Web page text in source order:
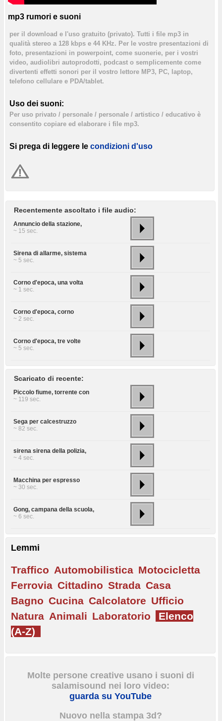
mp3 rumori e suoni
per il download e l'uso gratuito (privato). Tutti i file mp3 in
qualità stereo a 128 kbps e 44 KHz. Per le vostre presentazioni di
foto, presentazioni in powerpoint, come suonerie, per i vostri
video, audiolibri autoprodotti, podcast o semplicemente come
divertenti effetti sonori per il vostro lettore MP3, PC, laptop,
telefono cellulare e PDA/tablet.
Uso dei suoni:
Per uso privato / personale / personale / artistico / educativo è
consentito copiare ed elaborare i file mp3.
Si prega di leggere le condizioni d'uso
Recentemente ascoltato i file audio:
Annuncio della stazione,
~ 15 sec.
Sirena di allarme, sistema
~ 5 sec.
Corno d'epoca, una volta
~ 1 sec.
Corno d'epoca, corno
~ 2 sec.
Corno d'epoca, tre volte
~ 5 sec.
Scaricato di recente:
Piccolo fiume, torrente con
~ 119 sec.
Sega per calcestruzzo
~ 82 sec.
sirena sirena della polizia,
~ 4 sec.
Macchina per espresso
~ 30 sec.
Gong, campana della scuola,
~ 6 sec.
Lemmi
Traffico Automobilistica Motocicletta
Ferrovia Cittadino Strada Casa
Bagno Cucina Calcolatore Ufficio
Natura Animali Laboratorio
Elenco
(A-Z)
Molte persone creative usano i suoni di
salamisound nei loro video:
guarda su YouTube
Nuovo nella stampa 3d?